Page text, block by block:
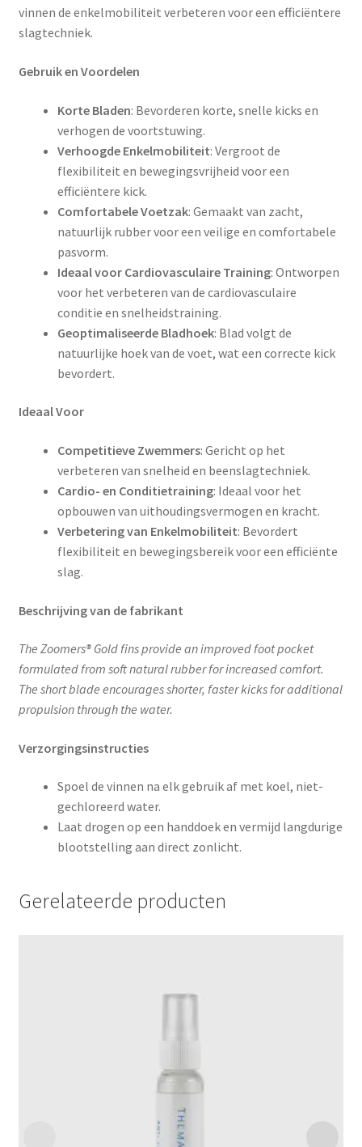
vinnen de enkelmobiliteit verbeteren voor een efficiëntere
slagtechniek.
Gebruik en Voordelen
Korte Bladen: Bevorderen korte, snelle kicks en
verhogen de voortstuwing.
Verhoogde Enkelmobiliteit: Vergroot de
flexibiliteit en bewegingsvrijheid voor een
efficiëntere kick.
Comfortabele Voetzak: Gemaakt van zacht,
natuurlijk rubber voor een veilige en comfortabele
pasvorm.
Ideaal voor Cardiovasculaire Training: Ontworpen
voor het verbeteren van de cardiovasculaire
conditie en snelheidstraining.
Geoptimaliseerde Bladhoek: Blad volgt de
natuurlijke hoek van de voet, wat een correcte kick
bevordert.
Ideaal Voor
Competitieve Zwemmers: Gericht op het
verbeteren van snelheid en beenslagtechniek.
Cardio- en Conditietraining: Ideaal voor het
opbouwen van uithoudingsvermogen en kracht.
Verbetering van Enkelmobiliteit: Bevordert
flexibiliteit en bewegingsbereik voor een efficiënte
slag.
Beschrijving van de fabrikant
The Zoomers® Gold fins provide an improved foot pocket
formulated from soft natural rubber for increased comfort.
The short blade encourages shorter, faster kicks for additional
propulsion through the water.
Verzorgingsinstructies
Spoel de vinnen na elk gebruik af met koel, niet-
gechloreerd water.
Laat drogen op een handdoek en vermijd langdurige
blootstelling aan direct zonlicht.
Gerelateerde producten